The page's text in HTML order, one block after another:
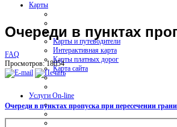
Карты
Карты и путеводители
Интерактивная карта
Карты платных дорог
Карта сайта
Услуги On-line
Очереди в пунктах
FAQ
Просмотров: 18054
Очереди в пунктах пропуска при пересечении